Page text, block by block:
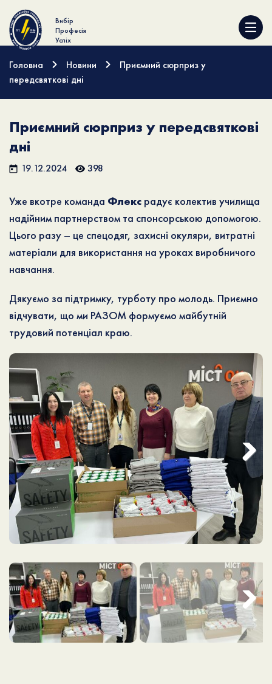
Вибір
Професія
Успіх
Головна Новини
Приємний сюрприз у
передсвяткові дні
Приємний сюрприз у передсвяткові
дні
19.12.2024 398
Уже вкотре команда Флекс радує колектив училища
надійним партнерством та спонсорською допомогою.
Цього разу – це спецодяг, захисні окуляри, витратні
матеріали для використання на уроках виробничого
навчання.
Дякуємо за підтримку, турботу про молодь. Приємно
відчувати, що ми РАЗОМ формуємо майбутній
трудовий потенціал краю.
Next
Next